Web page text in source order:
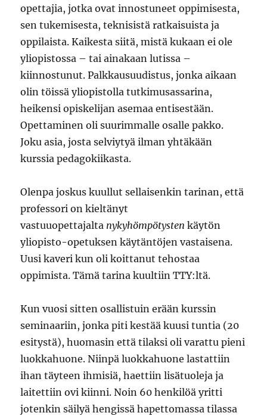
opettajia, jotka ovat innostuneet oppimisesta,
sen tukemisesta, teknisistä ratkaisuista ja
oppilaista. Kaikesta siitä, mistä kukaan ei ole
yliopistossa – tai ainakaan lutissa –
kiinnostunut. Palkkausuudistus, jonka aikaan
olin töissä yliopistolla tutkimusassarina,
heikensi opiskelijan asemaa entisestään.
Opettaminen oli suurimmalle osalle pakko.
Joku asia, josta selviytyä ilman yhtäkään
kurssia pedagokiikasta.
Olenpa joskus kuullut sellaisenkin tarinan, että
professori on kieltänyt
vastuuopettajalta nykyhömpötystenkäytön
yliopisto-opetuksen käytäntöjen vastaisena.
Uusi kaveri kun oli koittanut tehostaa
oppimista. Tämä tarina kuultiin TTY:ltä.
Kun vuosi sitten osallistuin erään kurssin
seminaariin, jonka piti kestää kuusi tuntia (20
esitystä), huomasin että tilaksi oli varattu pieni
luokkahuone. Niinpä luokkahuone lastattiin
ihan täyteen ihmisiä, haettiin lisätuoleja ja
laitettiin ovi kiinni. Noin 60 henkilöä yritti
jotenkin säilyä hengissä hapettomassa tilassa